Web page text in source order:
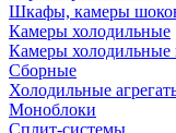
Шкафы, камеры
Камеры холодильные
Камеры холодильные
Сборные
Холодильные
Моноблоки
Сплит-системы